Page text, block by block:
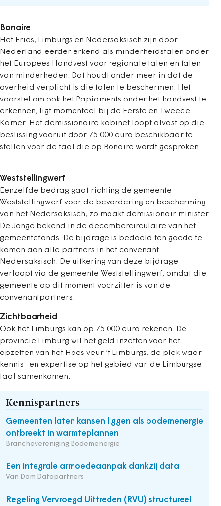
Bonaire
Het Fries, Limburgs en Nedersaksisch zijn door
Nederland eerder erkend als minderheidstalen onder
het Europees Handvest voor regionale talen en talen
van minderheden. Dat houdt onder meer in dat de
overheid verplicht is die talen te beschermen. Het
voorstel om ook het Papiaments onder het handvest te
erkennen, ligt momenteel bij de Eerste en Tweede
Kamer. Het demissionaire kabinet loopt alvast op die
beslissing vooruit door 75.000 euro beschikbaar te
stellen voor de taal die op Bonaire wordt gesproken.
Weststellingwerf
Eenzelfde bedrag gaat richting de gemeente
Weststellingwerf voor de bevordering en bescherming
van het Nedersaksisch, zo maakt demissionair minister
De Jonge bekend in de decembercirculaire van het
gemeentefonds. De bijdrage is bedoeld ten goede te
komen aan alle partners in het convenant
Nedersaksisch. De uitkering van deze bijdrage
verloopt via de gemeente Weststellingwerf, omdat die
gemeente op dit moment voorzitter is van de
convenantpartners.
Zichtbaarheid
Ook het Limburgs kan op 75.000 euro rekenen. De
provincie Limburg wil het geld inzetten voor het
opzetten van het Hoes veur ‘t Limburgs, de plek waar
kennis- en expertise op het gebied van de Limburgse
taal samenkomen.
Kennispartners
Gemeenten laten kansen liggen als bodemenergie
ontbreekt in warmteplannen
Branchevereniging Bodemenergie
Een integrale armoedeaanpak dankzij data
Van Dam Datapartners
Regeling Vervroegd Uittreden (RVU) structureel